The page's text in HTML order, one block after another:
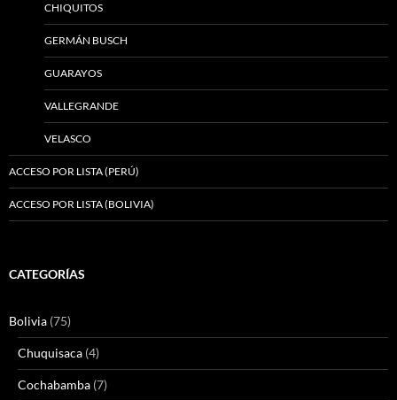
CHIQUITOS
GERMÁN BUSCH
GUARAYOS
VALLEGRANDE
VELASCO
ACCESO POR LISTA (PERÚ)
ACCESO POR LISTA (BOLIVIA)
CATEGORÍAS
Bolivia (75)
Chuquisaca (4)
Cochabamba (7)